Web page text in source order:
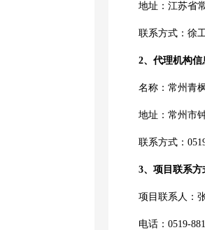
地址：江苏省
联系方式： 徐
2、代理机构信
名称：常州青
地址：常州市
联系方式：
3、项目联系方
项目联系人：
电话： 0519-